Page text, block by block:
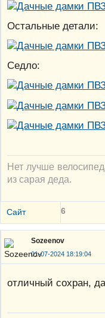
Остальные детали:
Седло:
Нет лучше
из сарая деда.
Сайт 6
Sozeenov
01-07-2024 18:19:04
отличный сохран,